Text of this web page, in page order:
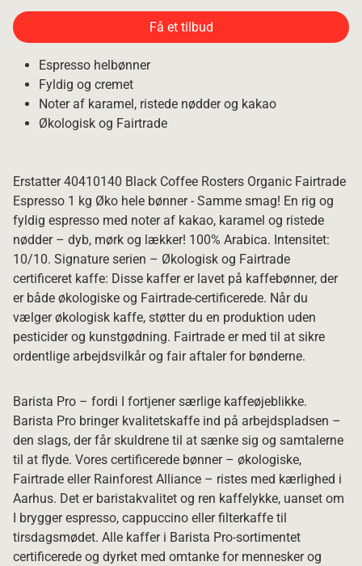
Få et tilbud
Espresso helbønner
Fyldig og cremet
Noter af karamel, ristede nødder og kakao
Økologisk og Fairtrade
Erstatter 40410140 Black Coffee Rosters Organic Fairtrade
Espresso 1 kg Øko hele bønner - Samme smag! En rig og
fyldig espresso med noter af kakao, karamel og ristede
nødder – dyb, mørk og lækker! 100% Arabica. Intensitet:
10/10. Signature serien – Økologisk og Fairtrade
certificeret kaffe: Disse kaffer er lavet på kaffebønner, der
er både økologiske og Fairtrade-certificerede. Når du
vælger økologisk kaffe, støtter du en produktion uden
pesticider og kunstgødning. Fairtrade er med til at sikre
ordentlige arbejdsvilkår og fair aftaler for bønderne.
Barista Pro – fordi I fortjener særlige kaffeøjeblikke.
Barista Pro bringer kvalitetskaffe ind på arbejdspladsen –
den slags, der får skuldrene til at sænke sig og samtalerne
til at flyde. Vores certificerede bønner – økologiske,
Fairtrade eller Rainforest Alliance – ristes med kærlighed i
Aarhus. Det er baristakvalitet og ren kaffelykke, uanset om
I brygger espresso, cappuccino eller filterkaffe til
tirsdagsmødet. Alle kaffer i Barista Pro-sortimentet
certificerede og dyrket med omtanke for mennesker og